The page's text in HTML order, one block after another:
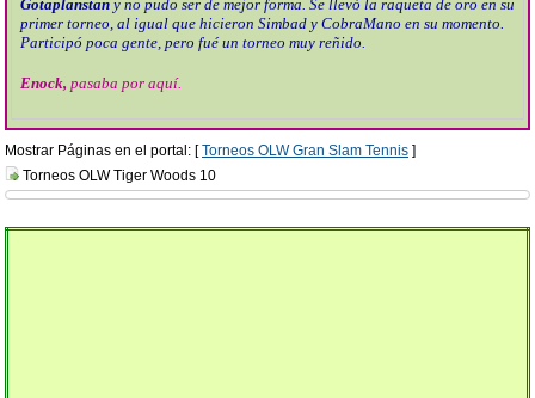
Gotaplanstan y no pudo ser de mejor forma. Se llevó la raqueta de oro en su
primer torneo, al igual que hicieron Simbad y CobraMano en su momento.
Participó poca gente, pero fué un torneo muy reñido.
Enock, pasaba por aquí.
Mostrar Páginas en el portal: [Torneos OLW Gran Slam Tennis ]
Torneos OLW Tiger Woods 10